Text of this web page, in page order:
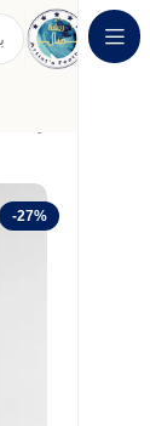
-27%